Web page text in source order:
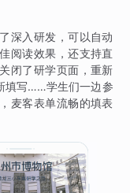
深入研发，可以自动
阅读效果，还支持直
闭了研学页面，重新
填写……学生们一边参
麦客表单流畅的填表